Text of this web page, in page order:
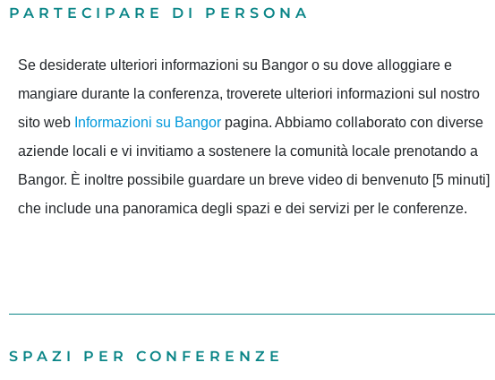
PARTECIPARE DI PERSONA
Se desiderate ulteriori informazioni su Bangor o su dove alloggiare e
mangiare durante la conferenza, troverete ulteriori informazioni sul nostro
sito web Informazioni su Bangor pagina. Abbiamo collaborato con diverse
aziende locali e vi invitiamo a sostenere la comunità locale prenotando a
Bangor. È inoltre possibile guardare un breve video di benvenuto [5 minuti]
che include una panoramica degli spazi e dei servizi per le conferenze.
SPAZI PER CONFERENZE